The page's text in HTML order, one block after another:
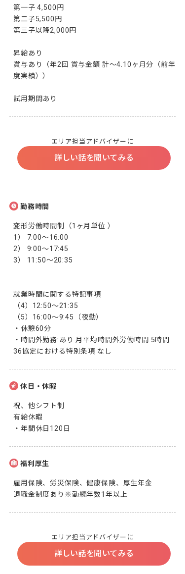
第一子 4,500円
第二子5,500円
第三子以降2,000円
昇給あり
賞与あり（年2回 賞与金額 計～4.10ヶ月分（前年
度実績））
試用期間あり
エリア担当アドバイザーに
詳しい話を聞いてみる
勤務時間
変形労働時間制（1ヶ月単位 ）
1） 7:00～16:00
2） 9:00～17:45
3） 11:50～20:35
就業時間に関する特記事項
（4）12:50～21:35
（5）16:00～9:45（夜勤）
・休憩60分
・時間外勤務:あり 月平均時間外労働時間 5時間
36協定における特別条項 なし
休日・休暇
祝、他シフト制
有給休暇
・年間休日120日
福利厚生
雇用保険、労災保険、健康保険、厚生年金
退職金制度あり※勤続年数1年以上
エリア担当アドバイザーに
詳しい話を聞いてみる